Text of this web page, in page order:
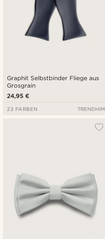
Graphit Selbstbinder Fliege aus
Grosgrain
24,95 €
23 FARBEN TRENDHIM